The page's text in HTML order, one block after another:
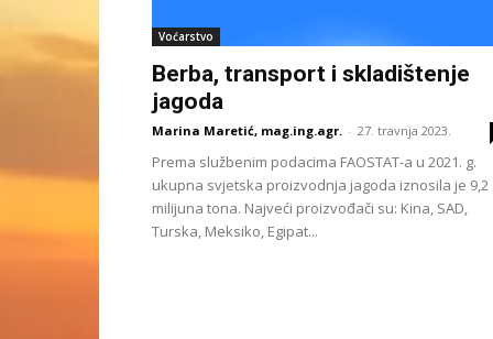
Voćarstvo
Berba, transport i skladištenje
jagoda
Marina Maretić, mag.ing.agr. - 27. travnja 2023.
Prema službenim podacima FAOSTAT-a u 2021. g.
ukupna svjetska proizvodnja jagoda iznosila je 9,2
milijuna tona. Najveći proizvođači su: Kina, SAD,
Turska, Meksiko, Egipat...